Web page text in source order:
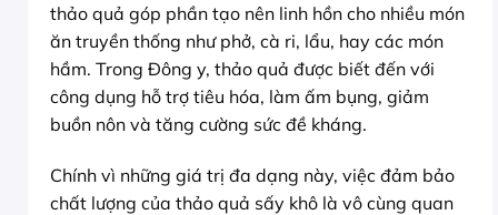
thảo quả góp phần tạo nên linh hồn cho nhiều món
ăn truyền thống như phở, cà ri, lẩu, hay các món
hầm. Trong Đông y, thảo quả được biết đến với
công dụng hỗ trợ tiêu hóa, làm ấm bụng, giảm
buồn nôn và tăng cường sức đề kháng.
Chính vì những giá trị đa dạng này, việc đảm bảo
chất lượng của thảo quả sấy khô là vô cùng quan